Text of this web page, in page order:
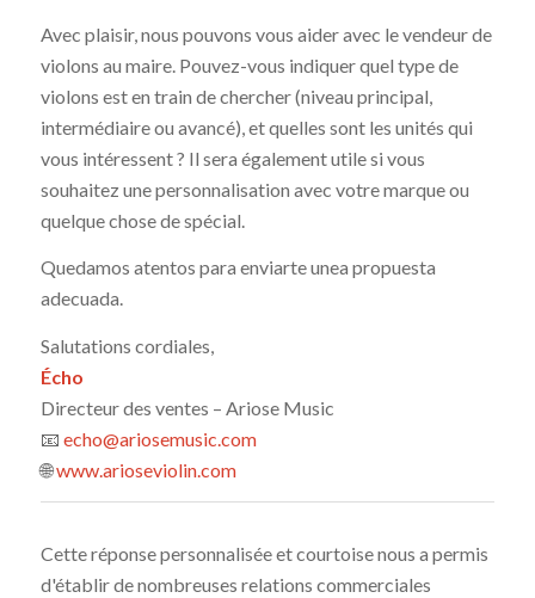
Avec plaisir, nous pouvons vous aider avec le vendeur de
violons au maire. Pouvez-vous indiquer quel type de
violons est en train de chercher (niveau principal,
intermédiaire ou avancé), et quelles sont les unités qui
vous intéressent ? Il sera également utile si vous
souhaitez une personnalisation avec votre marque ou
quelque chose de spécial.
Quedamos atentos para enviarte unea propuesta
adecuada.
Salutations cordiales,
Écho
Directeur des ventes – Ariose Music
📧 echo@ariosemusic.com
🌐www.arioseviolin.com
Cette réponse personnalisée et courtoise nous a permis
d'établir de nombreuses relations commerciales